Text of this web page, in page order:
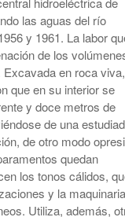
las aguas del río
y 1961. La labor
de los
en roca
que en su interior se
y doce metros de
de una
de otro modo
quedan
los tonos cálidos,
y la
Utiliza, además,